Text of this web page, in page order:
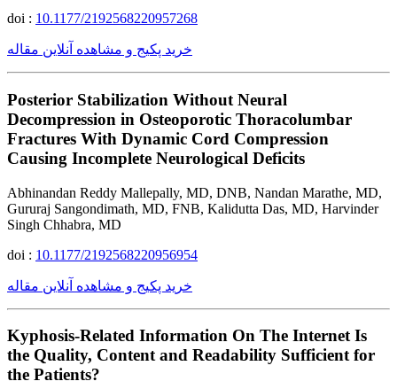
doi : 10.1177/2192568220957268
خرید پکیج و مشاهده آنلاین مقاله
Posterior Stabilization Without Neural
Decompression in Osteoporotic Thoracolumbar
Fractures With Dynamic Cord Compression
Causing Incomplete Neurological Deficits
Abhinandan Reddy Mallepally, MD, DNB, Nandan Marathe, MD,
Gururaj Sangondimath, MD, FNB, Kalidutta Das, MD, Harvinder
Singh Chhabra, MD
doi : 10.1177/2192568220956954
خرید پکیج و مشاهده آنلاین مقاله
Kyphosis-Related Information On The Internet Is
the Quality, Content and Readability Sufficient for
the Patients?